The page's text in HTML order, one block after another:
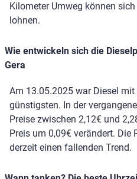
Kilometer Umweg können
lohnen.
Wie entwickeln sich die
Gera
Am 13.05.2025 war Diesel
günstigsten. In der
Preise zwischen 2,12€ und
Preis um 0,09€ verändert.
derzeit einen fallenden Trend.